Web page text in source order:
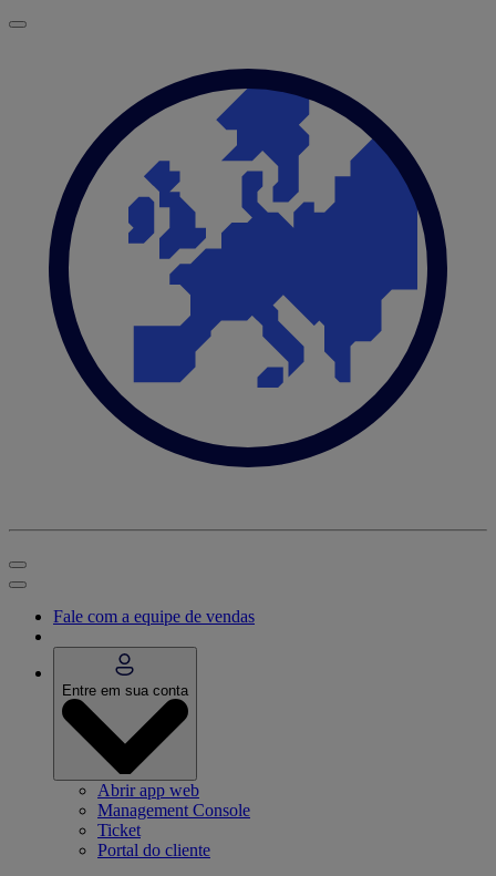
Fale com a equipe de vendas
Entre em sua conta
Abrir app web
Management Console
Ticket
Portal do cliente